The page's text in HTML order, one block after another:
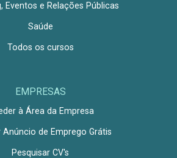
Eventos e Relações Públicas
Saúde
Todos os cursos
EMPRESAS
à Área da Empresa
Anúncio de Emprego Grátis
Pesquisar CV's